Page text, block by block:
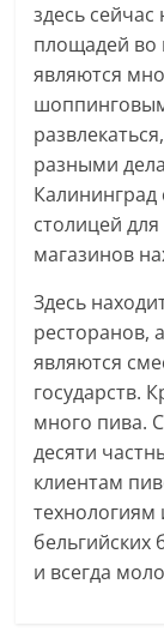
здесь
площадей во
являются
разными
столицей
магазинов
Здесь
ресторанов,
являются
государств.
много пива.
десяти
клиентам
технологиям
бельгийских
и всегда